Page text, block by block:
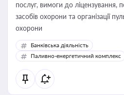
послуг, вимоги до ліцензування,
засобів охорони та організації
охорони
Банківська діяльність
Паливно-енергетичний комплекс